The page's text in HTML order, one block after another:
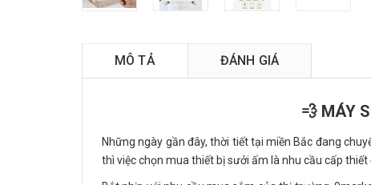
MÔ TẢ ĐÁNH GIÁ
💨 MÁY
Những ngày gần đây, thời tiết tại miền Bắc đang
thì việc chọn mua thiết bị sưởi ấm là nhu cầu cấp thiết